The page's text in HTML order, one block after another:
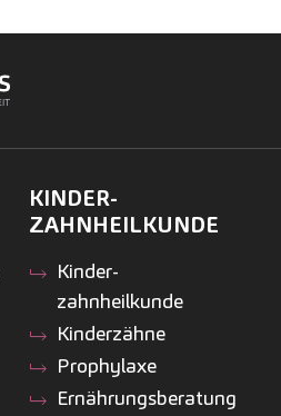
KINDER­
ZAHNHEILKUNDE
Kinder­
zahnheilkunde
Kinderzähne
Prophylaxe
Ernährungsberatung